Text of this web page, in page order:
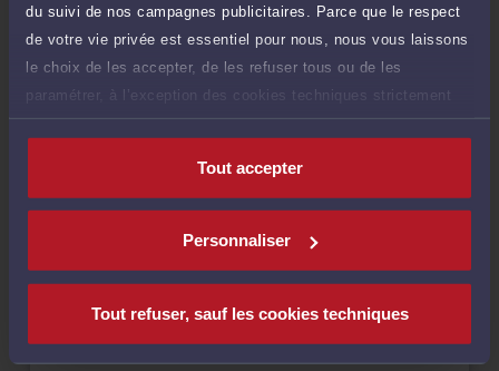
du suivi de nos campagnes publicitaires. Parce que le respect
de votre vie privée est essentiel pour nous, nous vous laissons
le choix de les accepter, de les refuser tous ou de les
paramétrer, à l’exception des cookies techniques strictement
nécessaires au fonctionnement du site.
Tout accepter
Personnaliser
Tout refuser, sauf les cookies techniques
Voir sa Grille indicative des Honoraires
Compétences
Droit immobilier
Droit de la famille, des personnes et de leur patrimoine